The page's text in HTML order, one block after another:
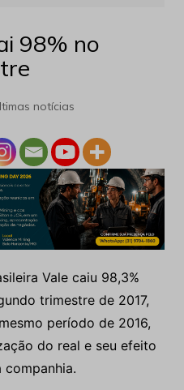
98% no
notícias
Vale caiu 98,3%
trimestre de 2017,
período de 2016,
do real e seu efeito